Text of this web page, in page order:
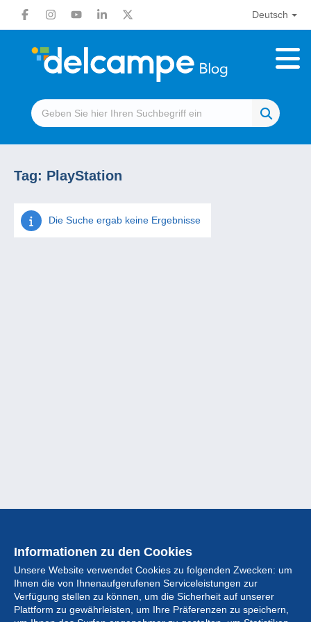
Deutsch
Tag: PlayStation
Die Suche ergab keine Ergebnisse
Informationen zu den Cookies
Unsere Website verwendet Cookies zu folgenden Zwecken: um
Ihnen die von Ihnenaufgerufenen Serviceleistungen zur
Verfügung stellen zu können, um die Sicherheit auf unserer
Plattform zu gewährleisten, um Ihre Präferenzen zu speichern,